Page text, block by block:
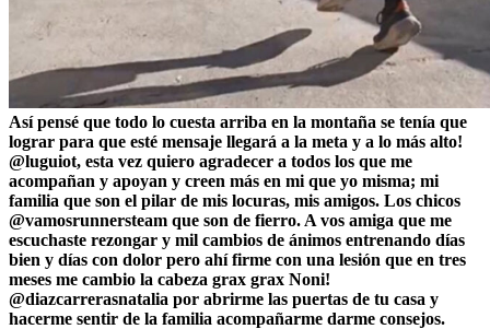
Así pensé que todo lo cuesta arriba en la montaña se tenía que
lograr para que esté mensaje llegará a la meta y a lo más alto!
@luguiot, esta vez quiero agradecer a todos los que me
acompañan y apoyan y creen más en mi que yo misma; mi
familia que son el pilar de mis locuras, mis amigos. Los chicos
@vamosrunnersteam que son de fierro. A vos amiga que me
escuchaste rezongar y mil cambios de ánimos entrenando días
bien y días con dolor pero ahí firme con una lesión que en tres
meses me cambio la cabeza grax grax Noni!
@diazcarrerasnatalia por abrirme las puertas de tu casa y
hacerme sentir de la familia acompañarme darme consejos.